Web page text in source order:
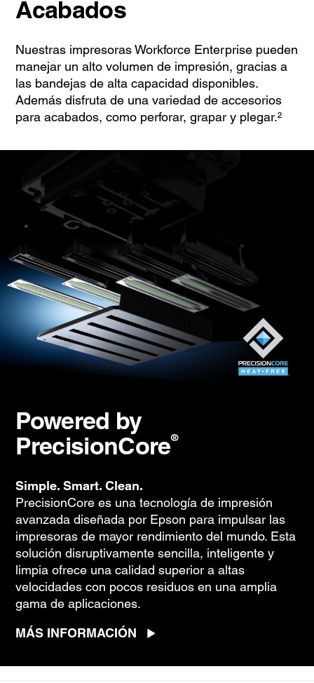
Acabados
Nuestras impresoras Workforce Enterprise pueden
manejar un alto volumen de impresión, gracias a
las bandejas de alta capacidad disponibles.
Además disfruta de una variedad de accesorios
para acabados, como perforar, grapar y plegar.²
Powered by
PrecisionCore®
Simple. Smart. Clean.
PrecisionCore es una tecnología de impresión
avanzada diseñada por Epson para impulsar las
impresoras de mayor rendimiento del mundo. Esta
solución disruptivamente sencilla, inteligente y
limpia ofrece una calidad superior a altas
velocidades con pocos residuos en una amplia
gama de aplicaciones.
MÁS INFORMACIÓN